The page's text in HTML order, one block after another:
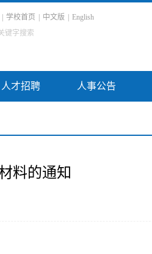
学校首页 中文版 English
人才招聘 人事公告
料的通知